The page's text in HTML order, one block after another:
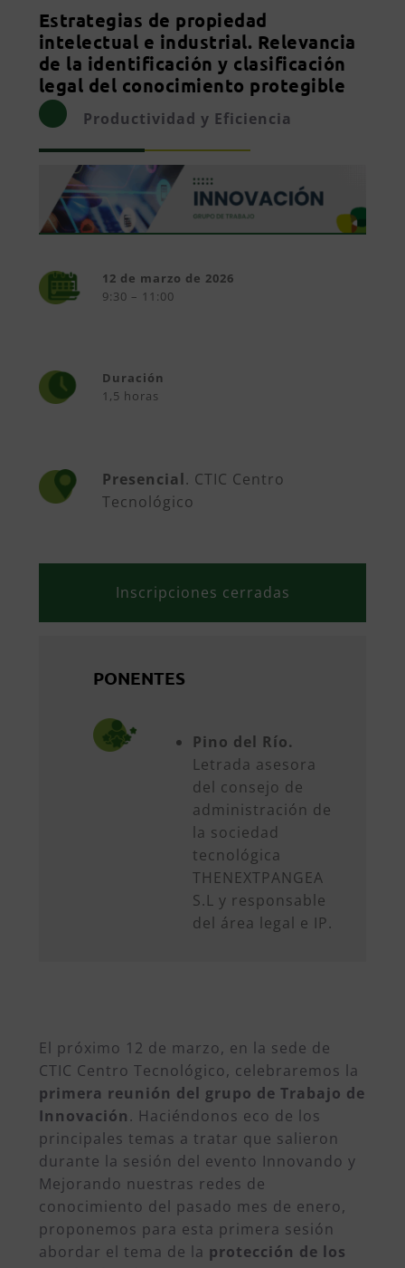
Estrategias de propiedad
intelectual e industrial. Relevancia
de la identificación y clasificación
legal del conocimiento protegible
Productividad y Eficiencia
12 de marzo de 2026
9:30 – 11:00
Duración
1,5 horas
Presencial. CTIC Centro
Tecnológico
Inscripciones cerradas
PONENTES
Pino del Río.
Letrada asesora
del consejo de
administración de
la sociedad
tecnológica
THENEXTPANGEA
S.L y responsable
del área legal e IP.
El próximo 12 de marzo, en la sede de
CTIC Centro Tecnológico, celebraremos la
primera reunión del grupo de Trabajo de
Innovación. Haciéndonos eco de los
principales temas a tratar que salieron
durante la sesión del evento Innovando y
Mejorando nuestras redes de
conocimiento del pasado mes de enero,
proponemos para esta primera sesión
abordar el tema de la protección de los